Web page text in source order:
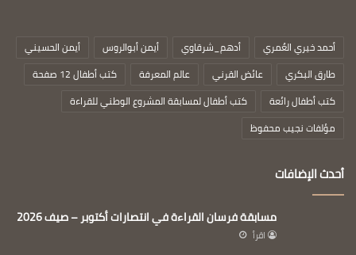
أحمد خيري العُمري أدهم_شرقاوي أيمن أبوالروس
أيمن الحسيني
طارق البكري
عائض القرني عالم المعرفة
كتب أطفال 12 صفحة
كتب أطفال رائعة
كتب أطفال لمسابقة المشروع الوطني للقراءة
مؤلفات نجيب محفوظ
أحدث الإضافات
مسابقة فرسان القراءة في انتصارات أكتوبر – صيف 2026
اقرأ